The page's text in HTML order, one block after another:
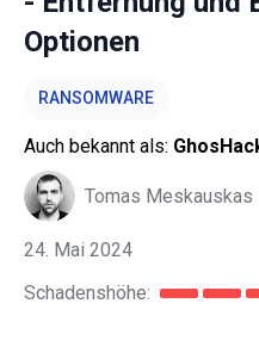
Optionen
RANSOMWARE
Auch bekannt als:
Tomas Meskauskas
24. Mai 2024
Schadenshöhe: